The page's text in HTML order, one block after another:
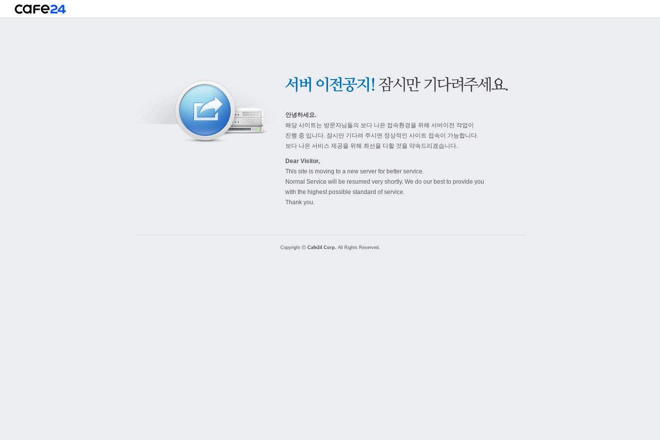
안녕하세요.
해당 사이트는 방문자님들의 보다 나은 접속환경을 위해 서버이전 작업이
진행 중 입니다. 잠시만 기다려 주시면 정상적인 사이트 접속이 가능합니다.
보다 나은 서비스 제공을 위해 최선을 다할 것을 약속드리겠습니다.
Dear Visitor,
This site is moving to a new server for better service.
Normal Service will be resumed very shortly. We do our best to provide you
with the highest possible standard of service.
Thank you.
Copyright ⓒ Cafe24 Corp. All Rights Reserved.